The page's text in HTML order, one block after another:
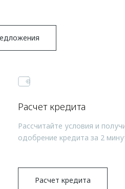
Расчет кредита
Рассчитайте условия и
одобрение кредита за 2
Расчет кредита